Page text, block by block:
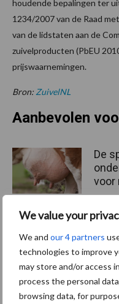
We value your
We and our 4 partners
technologies to improve
may store and/or access
process the personal
browsing data, for
houdende bepalingen ter
1234/2007 van de Raad
van de lidstaten aan de
zuivelproducten (PbEU
prijswaarnemingen.
Bron: ZuivelNL
Aanbevolen
De
voor
markt